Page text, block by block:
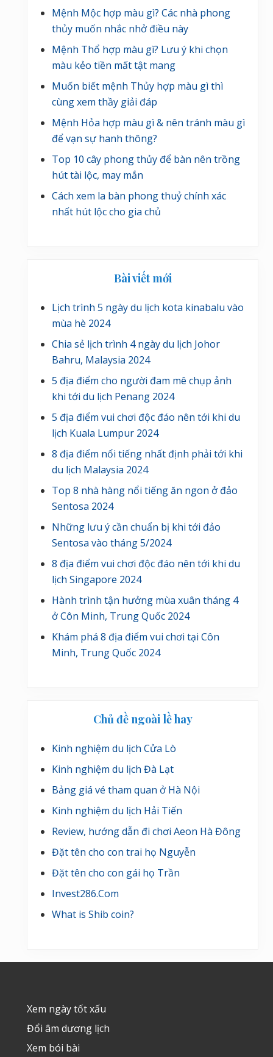
Mệnh Mộc hợp màu gì? Các nhà phong
thủy muốn nhắc nhở điều này
Mệnh Thổ hợp màu gì? Lưu ý khi chọn
màu kẻo tiền mất tật mang
Muốn biết mệnh Thủy hợp màu gì thì
cùng xem thầy giải đáp
Mệnh Hỏa hợp màu gì & nên tránh màu gì
để vạn sự hanh thông?
Top 10 cây phong thủy để bàn nên trồng
hút tài lộc, may mắn
Cách xem la bàn phong thuỷ chính xác
nhất hút lộc cho gia chủ
Bài viết mới
Lịch trình 5 ngày du lịch kota kinabalu vào
mùa hè 2024
Chia sẻ lịch trình 4 ngày du lịch Johor
Bahru, Malaysia 2024
5 địa điểm cho người đam mê chụp ảnh
khi tới du lịch Penang 2024
5 địa điểm vui chơi độc đáo nên tới khi du
lịch Kuala Lumpur 2024
8 địa điểm nổi tiếng nhất định phải tới khi
du lịch Malaysia 2024
Top 8 nhà hàng nổi tiếng ăn ngon ở đảo
Sentosa 2024
Những lưu ý cần chuẩn bị khi tới đảo
Sentosa vào tháng 5/2024
8 địa điểm vui chơi độc đáo nên tới khi du
lịch Singapore 2024
Hành trình tận hưởng mùa xuân tháng 4
ở Côn Minh, Trung Quốc 2024
Khám phá 8 địa điểm vui chơi tại Côn
Minh, Trung Quốc 2024
Chủ đề ngoài lề hay
Kinh nghiệm du lịch Cửa Lò
Kinh nghiệm du lịch Đà Lạt
Bảng giá vé tham quan ở Hà Nội
Kinh nghiệm du lịch Hải Tiến
Review, hướng dẫn đi chơi Aeon Hà Đông
Đặt tên cho con trai họ Nguyễn
Đặt tên cho con gái họ Trần
Invest286.Com
What is Shib coin?
Xem ngày tốt xấu
Đổi âm dương lịch
Xem bói bài